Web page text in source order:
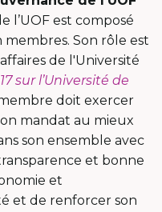
l’UOF est composé
Son rôle est
de l'Université
sur l’Université de
doit exercer
mandat au mieux
son ensemble avec
et bonne
et
et de renforcer son